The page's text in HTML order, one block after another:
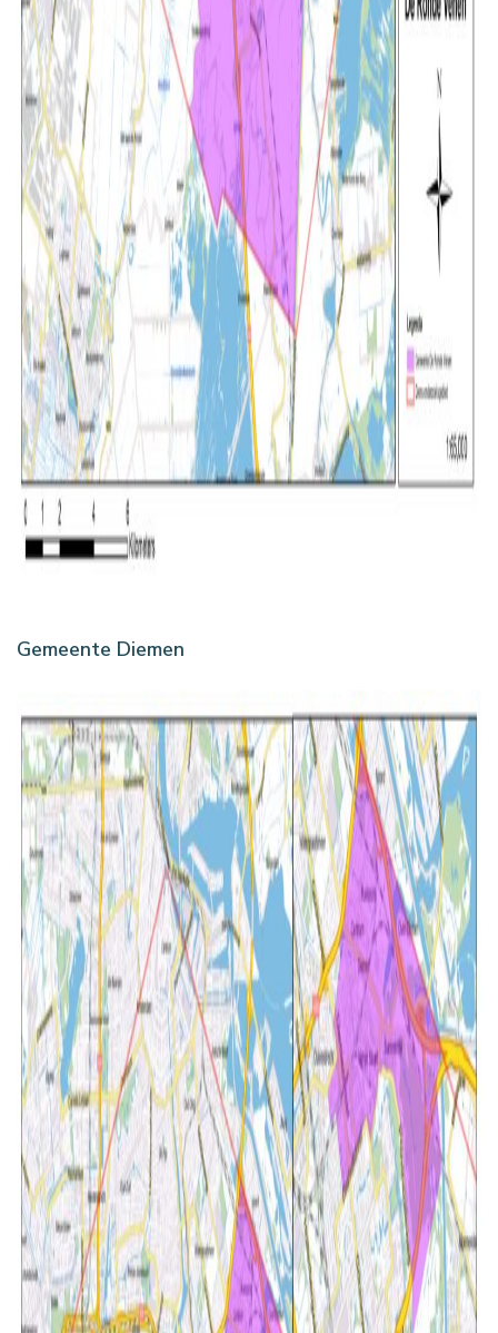
Gemeente Diemen